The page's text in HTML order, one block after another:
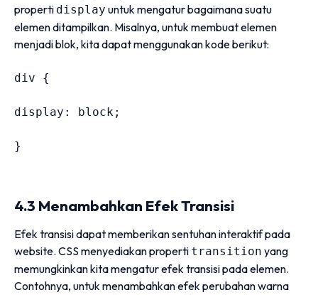
properti display untuk mengatur bagaimana suatu
elemen ditampilkan. Misalnya, untuk membuat elemen
menjadi blok, kita dapat menggunakan kode berikut:
div {
display : block;
}
4.3 Menambahkan Efek Transisi
Efek transisi dapat memberikan sentuhan interaktif pada
website. CSS menyediakan properti transition yang
memungkinkan kita mengatur efek transisi pada elemen.
Contohnya, untuk menambahkan efek perubahan warna